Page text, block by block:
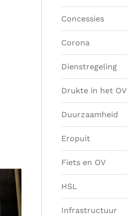
Concessies
Corona
Dienstregeling
Drukte in het OV
Duurzaamheid
Eropuit
Fiets en OV
HSL
Infrastructuur